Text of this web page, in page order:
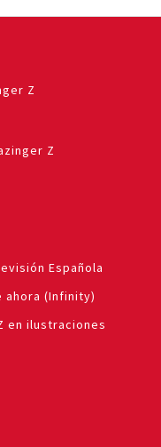
Z
Z
Española
ahora (Infinity)
en ilustraciones